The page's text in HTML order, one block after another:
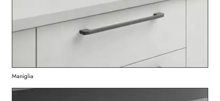
Maniglia